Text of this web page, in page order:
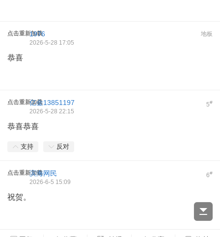
点击重新加载 地板
1976
2026-5-28 17:05
恭喜
点击重新加载 5#
亿金13851197
2026-5-28 22:15
恭喜恭喜
支持 反对
点击重新加载 6#
滨海网民
2026-6-5 15:09
祝贺。